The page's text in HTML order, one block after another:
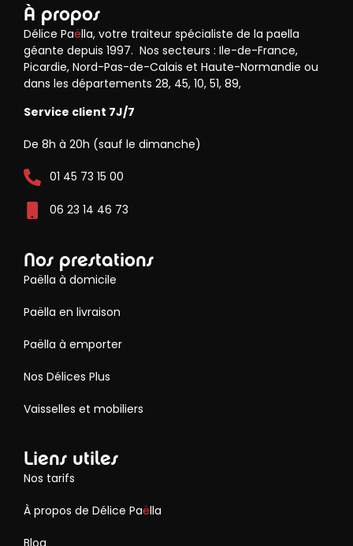
À propos
Délice Paëlla, votre traiteur spécialiste de la paella
géante depuis 1997. Nos secteurs : Ile-de-France,
Picardie, Nord-Pas-de-Calais et Haute-Normandie ou
dans les départements 28, 45, 10, 51, 89,
Service client 7J/7
De 8h à 20h (sauf le dimanche)
01 45 73 15 00
06 23 14 46 73
Nos prestations
Paëlla à domicile
Paëlla en livraison
Paëlla à emporter
Nos Délices Plus
Vaisselles et mobiliers
Liens utiles
Nos tarifs
À propos de Délice Paëlla
Blog